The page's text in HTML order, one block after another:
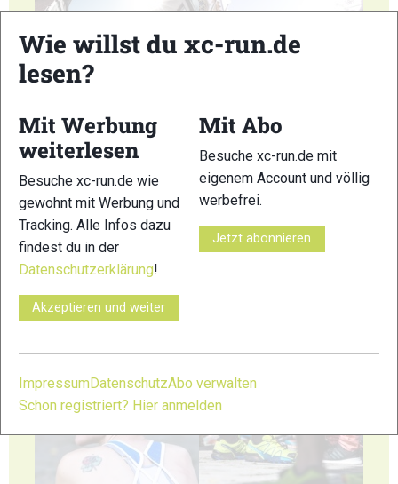
25 26
Wie willst du xc-run.de
lesen?
Mit Werbung
weiterlesen
Besuche xc-run.de wie
gewohnt mit Werbung und
Tracking. Alle Infos dazu
findest du in der
Datenschutzerklärung!
Akzeptieren und weiter
Mit Abo
Besuche xc-run.de mit
eigenem Account und völlig
werbefrei.
Jetzt abonnieren
Impressum DatenschutzAbo verwalten
Schon registriert? Hier anmelden